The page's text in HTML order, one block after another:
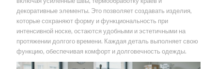
декоративные элементы. Это позволяет создавать изделия,
которые сохраняют форму и функциональность при
интенсивной носке, остаются удобными и эстетичными на
протяжении долгого времени. Каждая деталь выполняет свою
функцию, обеспечивая комфорт и долговечность одежды.